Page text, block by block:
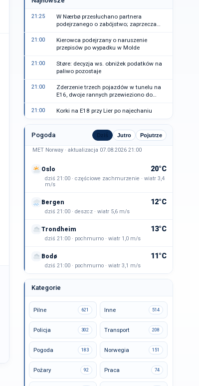
21:25
W Nærbø przesłuchano partnera
podejrzanego o zabójstwo; zaprzecza
21:00
Kierowca podejrzany o naruszenie
przepisów po wypadku w Molde
21:00
Støre: decyzja ws. obniżek podatków na
paliwo pozostaje
21:00
Zderzenie trzech pojazdów w tunelu na
E16, dwoje rannych przewieziono do
21:00 Korki na E18 przy Lier po najechaniu
Pogoda Dziś Jutro Pojutrze
MET Norway · aktualizacja 07.08.2026 21:00
Oslo 20°C
dziś 21:00 · częściowe zachmurzenie · wiatr 3,4
m/s
Bergen 12°C
dziś 21:00 · deszcz · wiatr 5,6 m/s
Trondheim 13°C
dziś 21:00 · pochmurno · wiatr 1,0 m/s
Bodø 11°C
dziś 21:00 · pochmurno · wiatr 3,1 m/s
Kategorie
Pilne 621 Inne 514
Policja 302 Transport 208
Pogoda 183 Norwegia 151
Pożary 92 Praca 74